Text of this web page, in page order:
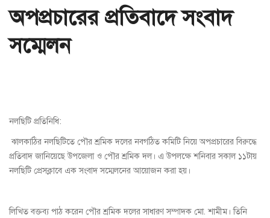
অপপ্রচারের প্রতিবাদে সংবাদ
সম্মেলন
নলছিটি প্রতিনিধি:
ঝালকাঠির নলছিটিতে পৌর শ্রমিক দলের নবগঠিত কমিটি নিয়ে অপপ্রচারের বিরুদ্ধে
প্রতিবাদ জানিয়েছে উপজেলা ও পৌর শ্রমিক দল। এ উপলক্ষে শনিবার সকাল ১১টায়
নলছিটি প্রেসক্লাবে এক সংবাদ সম্মেলনের আয়োজন করা হয়।
লিখিত বক্তব্য পাঠ করেন পৌর শ্রমিক দলের সাধারণ সম্পাদক মো. শামীম। তিনি